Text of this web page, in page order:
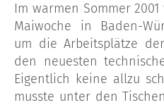
Im warmen Sommer
Maiwoche in Baden-
um die Arbeitsplätze
den neuesten
Eigentlich keine allzu
musste unter den